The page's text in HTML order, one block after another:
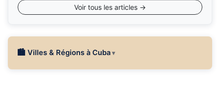
Voir tous les articles →
🏙 Villes & Régions à Cuba